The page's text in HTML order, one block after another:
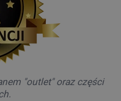
"outlet" oraz części